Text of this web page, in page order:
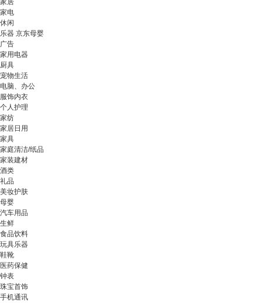
家居
家电
休闲
乐器 京东母婴
广告
家用电器
厨具
宠物生活
电脑、办公
服饰内衣
个人护理
家纺
家居日用
家具
家庭清洁/纸品
家装建材
酒类
礼品
美妆护肤
母婴
汽车用品
生鲜
食品饮料
玩具乐器
鞋靴
医药保健
钟表
珠宝首饰
手机通讯